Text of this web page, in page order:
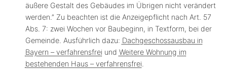
äußere Gestalt des Gebäudes im Übrigen nicht verändert
werden.” Zu beachten ist die Anzeigepflicht nach Art. 57
Abs. 7: zwei Wochen vor Baubeginn, in Textform, bei der
Gemeinde. Ausführlich dazu: Dachgeschossausbau in
Bayern – verfahrensfrei und Weitere Wohnung im
bestehenden Haus – verfahrensfrei